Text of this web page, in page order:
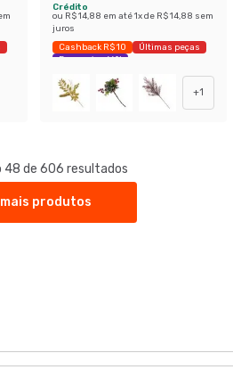
Crédito
ou R$ 14,88 em até1x de R$ 14,88 sem
juros
Cashback R$ 10
Últimas peças
Economize 66%
+1
48 de 606 resultados
produtos